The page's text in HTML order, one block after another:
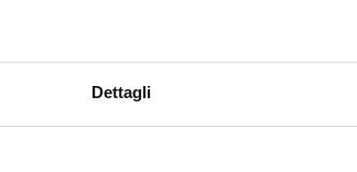
Dettagli